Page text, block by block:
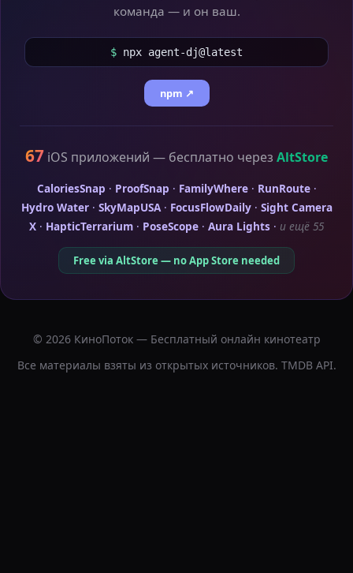
команда — и он ваш.
$ npx agent-dj@latest
npm ↗
67 iOS приложений — бесплатно через AltStore
CaloriesSnap · ProofSnap · FamilyWhere· RunRoute·
Hydro Water· SkyMapUSA· FocusFlowDaily· Sight Camera
X · HapticTerrarium · PoseScope · Aura Lights · и ещё 55
Free via AltStore — no App Store needed
© 2026 КиноПоток — Бесплатный онлайн кинотеатр
Все материалы взяты из открытых источников. TMDB API.